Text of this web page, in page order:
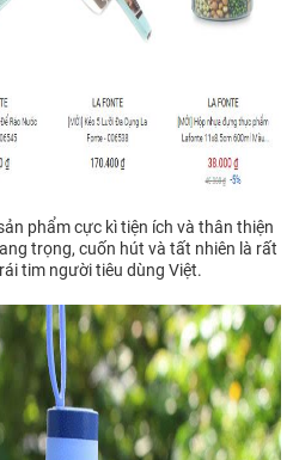
phẩm cực kì tiện ích và thân thiện
trọng, cuốn hút và tất nhiên là rất
tim người tiêu dùng Việt.